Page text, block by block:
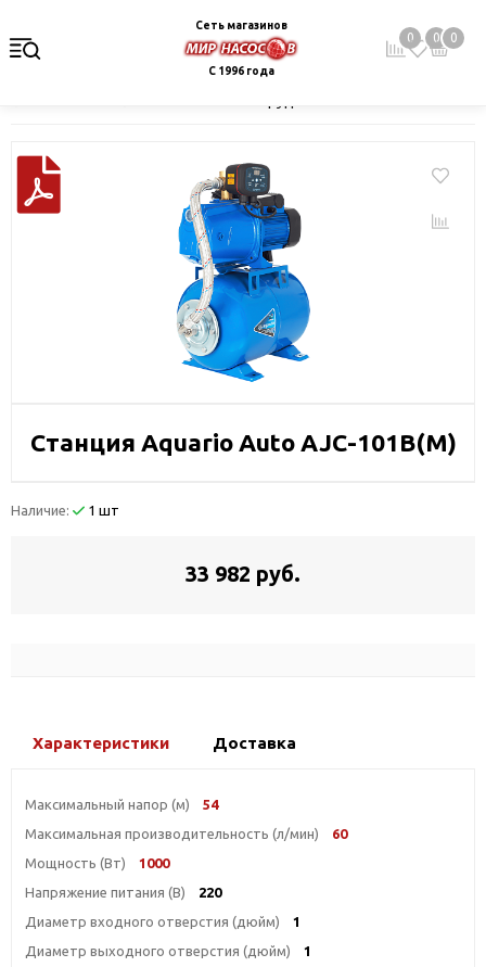
Сеть магазинов
С 1996 года
0 0 0
Станция Aquario Auto AJC-101B(М)
Наличие: 1 шт
33 982 руб.
Характеристики Доставка
Максимальный напор (м)
54
Максимальная производительность (л/мин)
60
Мощность (Вт)
1000
Напряжение питания (В)
220
Диаметр входного отверстия (дюйм)
1
Диаметр выходного отверстия (дюйм)
1